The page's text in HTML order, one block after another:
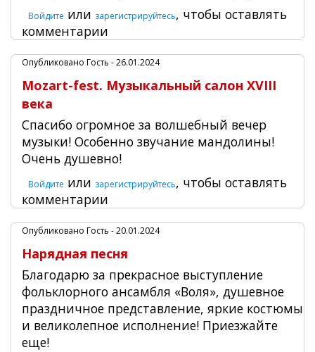
Войдите или зарегистрируйтесь, чтобы оставлять
комментарии
Опубликовано Гость - 26.01.2024
Mozart-fest. Музыкальный салон XVIII
века
Спасибо огромное за волшебный вечер
музыки! Особенно звучание мандолины!
Очень душевно!
Войдите или зарегистрируйтесь, чтобы оставлять
комментарии
Опубликовано Гость - 20.01.2024
Нарядная песня
Благодарю за прекрасное выступление
фольклорного ансамбля «Воля», душевное
праздничное представление, яркие костюмы
и великолепное исполнение! Приезжайте
еще!